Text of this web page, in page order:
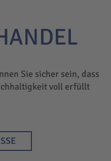
Sie sicher sein, dass
voll erfüllt